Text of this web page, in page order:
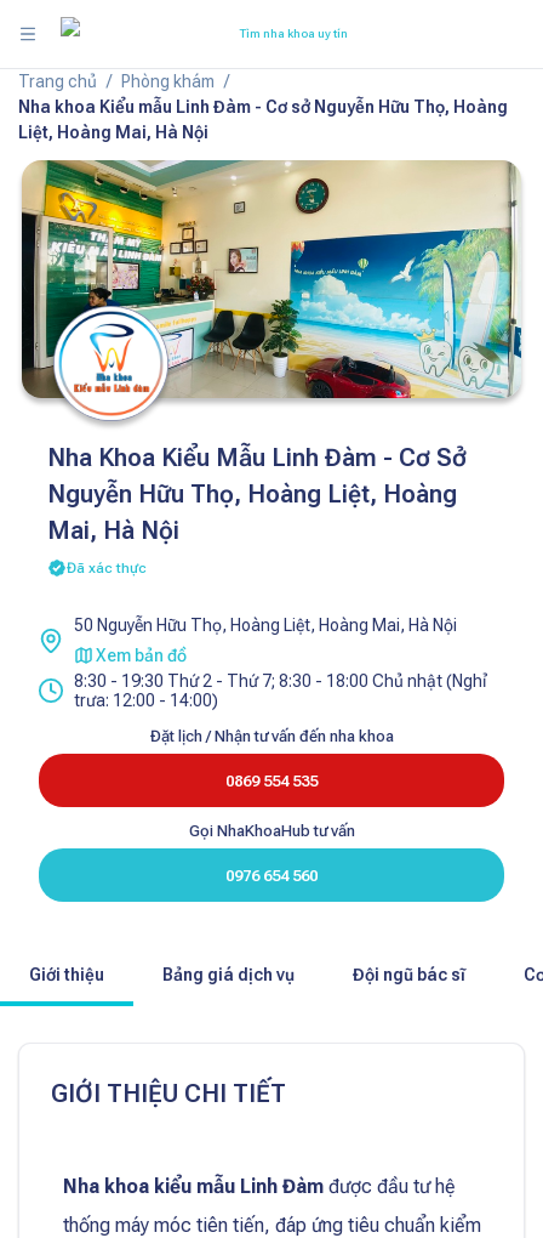
Tìm nha khoa uy tín
Trang chủ / Phòng khám /
Nha khoa Kiểu mẫu Linh Đàm - Cơ sở Nguyễn Hữu Thọ, Hoàng
Liệt, Hoàng Mai, Hà Nội
Nha Khoa Kiểu Mẫu Linh Đàm - Cơ Sở
Nguyễn Hữu Thọ, Hoàng Liệt, Hoàng
Mai, Hà Nội
Đã xác thực
50 Nguyễn Hữu Thọ, Hoàng Liệt, Hoàng Mai, Hà Nội
Xem bản đồ
8:30 - 19:30 Thứ 2 - Thứ 7; 8:30 - 18:00 Chủ nhật (Nghỉ
trưa: 12:00 - 14:00)
Đặt lịch / Nhận tư vấn đến nha khoa
0869 554 535
Gọi NhaKhoaHub tư vấn
0976 654 560
Giới thiệu Bảng giá dịch vụ Đội ngũ bác sĩ
GIỚI THIỆU CHI TIẾT
Nha khoa kiểu mẫu Linh Đàm được đầu tư hệ
thống máy móc tiên tiến, đáp ứng tiêu chuẩn kiểm